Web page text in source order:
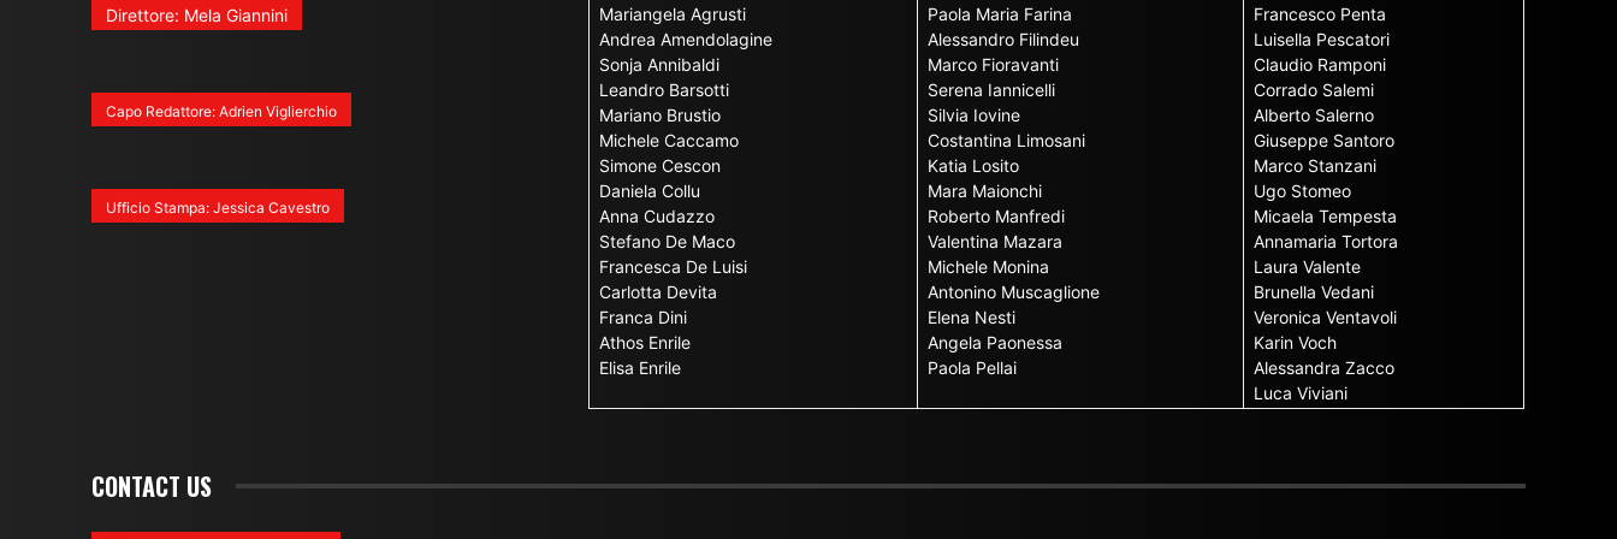
Direttore: Mela Giannini
Capo Redattore: Adrien Viglierchio
Ufficio Stampa: Jessica Cavestro
Mariangela Agrusti
Andrea Amendolagine
Sonja Annibaldi
Leandro Barsotti
Mariano Brustio
Michele Caccamo
Simone Cescon
Daniela Collu
Anna Cudazzo
Stefano De Maco
Francesca De Luisi
Carlotta Devita
Franca Dini
Athos Enrile
Elisa Enrile
Paola Maria Farina
Alessandro Filindeu
Marco Fioravanti
Serena Iannicelli
Silvia Iovine
Costantina Limosani
Katia Losito
Mara Maionchi
Roberto Manfredi
Valentina Mazara
Michele Monina
Antonino Muscaglione
Elena Nesti
Angela Paonessa
Paola Pellai
Francesco Penta
Luisella Pescatori
Claudio Ramponi
Corrado Salemi
Alberto Salerno
Giuseppe Santoro
Marco Stanzani
Ugo Stomeo
Micaela Tempesta
Annamaria Tortora
Laura Valente
Brunella Vedani
Veronica Ventavoli
Karin Voch
Alessandra Zacco
Luca Viviani
CONTACT US